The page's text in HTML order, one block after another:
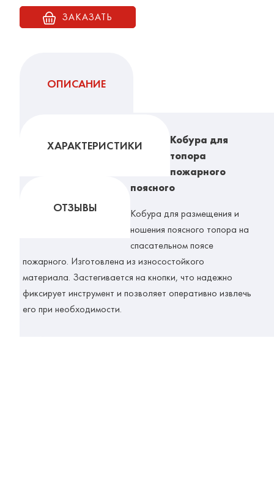
ЗАКАЗАТЬ
ОПИСАНИЕ
ХАРАКТЕРИСТИКИ
ОТЗЫВЫ
Кобура для
топора
пожарного
поясного
Кобура для размещения и
ношения поясного топора на
спасательном поясе
пожарного. Изготовлена из износостойкого
материала. Застегивается на кнопки, что надежно
фиксирует инструмент и позволяет оперативно извлечь
его при необходимости.